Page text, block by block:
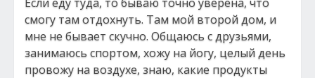
смогу там отдохнуть. Там мой второй дом, и
мне не бывает скучно. Общаюсь с друзьями,
занимаюсь спортом, хожу на йогу, целый день
провожу на воздухе, знаю, какие продукты